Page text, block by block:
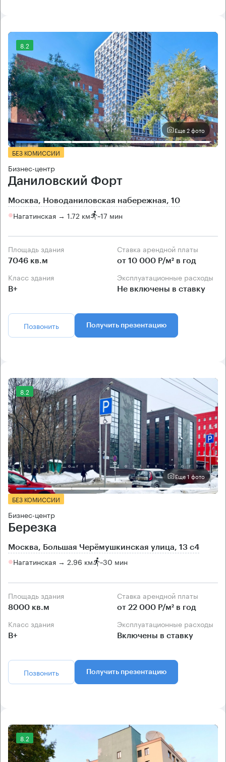
8.2
Еще 2 фото
БЕЗ КОМИССИИ
Бизнес-центр
Даниловский Форт
Москва, Новоданиловская набережная, 10
Нагатинская → 1.72 км ~17 мин
Площадь здания
7046 кв.м
Ставка арендной платы
от 10 000 Р/м² в год
Класс здания
B+
Эксплуатационные расходы
Не включены в ставку
Позвонить Получить презентацию
8.2
Еще 1 фото
БЕЗ КОМИССИИ
Бизнес-центр
Березка
Москва, Большая Черёмушкинская улица, 13 с4
Нагатинская → 2.96 км ~30 мин
Площадь здания
8000 кв.м
Ставка арендной платы
от 22 000 Р/м² в год
Класс здания
B+
Эксплуатационные расходы
Включены в ставку
Позвонить Получить презентацию
8.2